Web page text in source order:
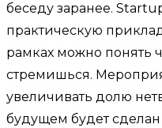
беседу заранее.
практическую
рамках можно понять
стремишься.
увеличивать долю
будущем будет